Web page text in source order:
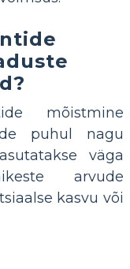
mõistmine
puhul nagu
väga
arvude
kasvu või